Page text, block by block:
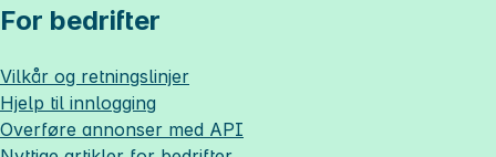
For bedrifter
Vilkår og retningslinjer
Hjelp til innlogging
Overføre annonser med API